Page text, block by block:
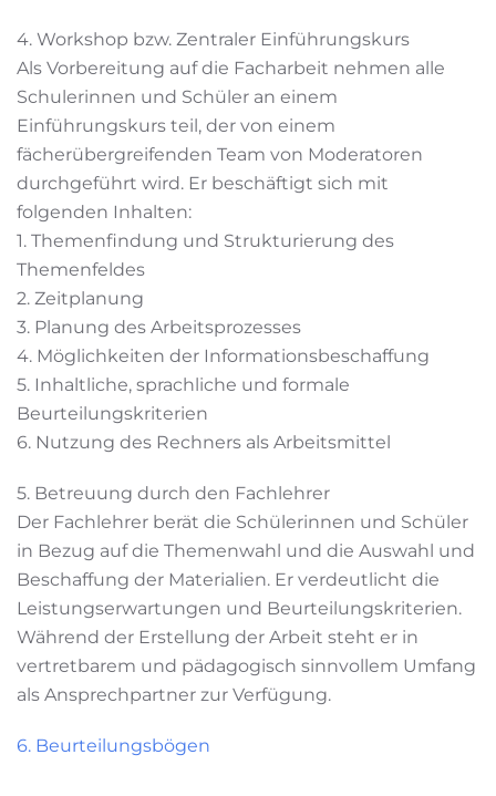
4. Workshop bzw. Zentraler Einführungskurs
Als Vorbereitung auf die Facharbeit nehmen alle
Schulerinnen und Schüler an einem
Einführungskurs teil, der von einem
fächerübergreifenden Team von Moderatoren
durchgeführt wird. Er beschäftigt sich mit
folgenden Inhalten:
1. Themenfindung und Strukturierung des
Themenfeldes
2. Zeitplanung
3. Planung des Arbeitsprozesses
4. Möglichkeiten der Informationsbeschaffung
5. Inhaltliche, sprachliche und formale
Beurteilungskriterien
6. Nutzung des Rechners als Arbeitsmittel
5. Betreuung durch den Fachlehrer
Der Fachlehrer berät die Schülerinnen und Schüler
in Bezug auf die Themenwahl und die Auswahl und
Beschaffung der Materialien. Er verdeutlicht die
Leistungserwartungen und Beurteilungskriterien.
Während der Erstellung der Arbeit steht er in
vertretbarem und pädagogisch sinnvollem Umfang
als Ansprechpartner zur Verfügung.
6. Beurteilungsbögen